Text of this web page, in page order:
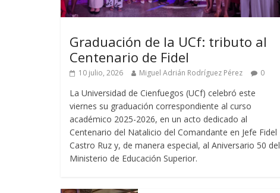
Graduación de la UCf: tributo al
Centenario de Fidel
10 julio, 2026 Miguel Adrián Rodríguez Pérez 0
La Universidad de Cienfuegos (UCf) celebró este
viernes su graduación correspondiente al curso
académico 2025-2026, en un acto dedicado al
Centenario del Natalicio del Comandante en Jefe Fidel
Castro Ruz y, de manera especial, al Aniversario 50 del
Ministerio de Educación Superior.